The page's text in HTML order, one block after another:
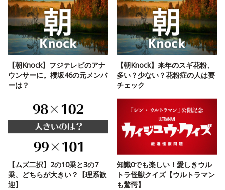
【朝Knock】フジテレビのアナ
ウンサーに。櫻坂46の元メンバ
ーは？
【朝Knock】来年のスギ花粉、
多い？少ない？花粉症の人は要
チェック
【ムズ二択】2の10乗と3の7
乗、どちらが大きい？【理系歓
迎】
知識0でも楽しい！愛しきウル
トラ怪獣クイズ【ウルトラマン
も驚愕】